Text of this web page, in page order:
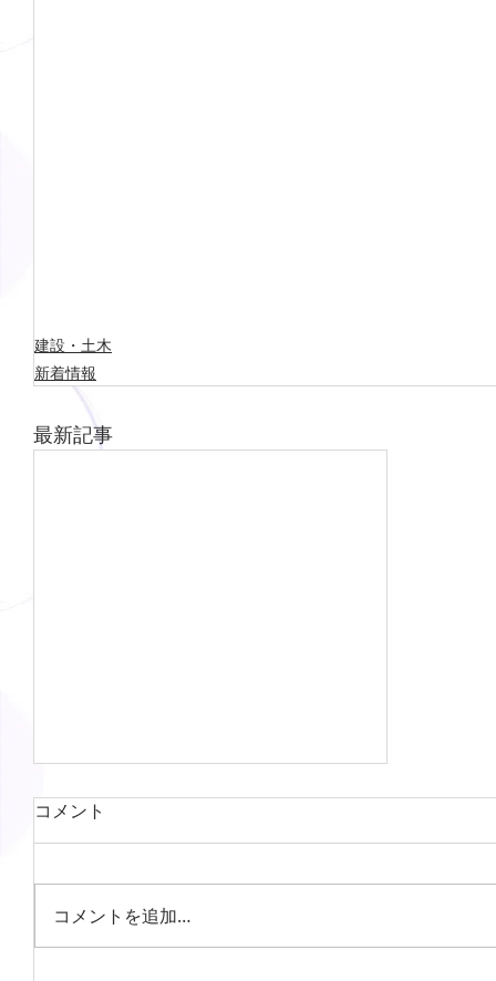
建設・土木
新着情報
最新記事
コメント
コメントを追加…